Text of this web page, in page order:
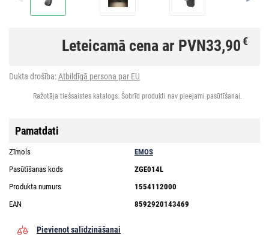
Leteicamā cena ar PVN33,90€
Dukta drošība:Atbildīgā persona par EU
Ražotāja tiešsaistes katalogs. Šobrīd produkti nav pieejami pasūtīšanai.
Pamatdati
Zīmols
EMOS
Pasūtīšanas kods
ZGE014L
Produkta numurs
1554112000
EAN
8592920143469
Pievienot salīdzināšanai